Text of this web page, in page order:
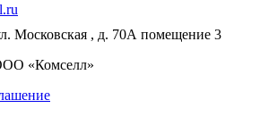
Московская , д. 70А помещение 3
«Комселл»